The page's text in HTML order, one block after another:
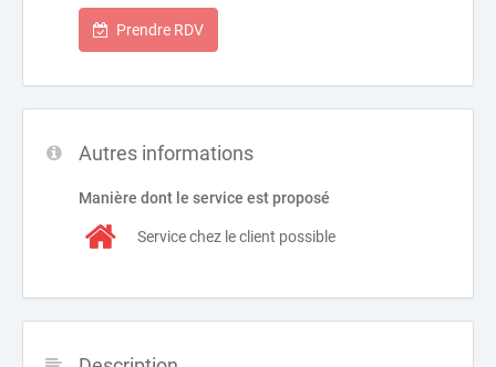
Prendre RDV
Autres informations
Manière dont le service est proposé
Service chez le client possible